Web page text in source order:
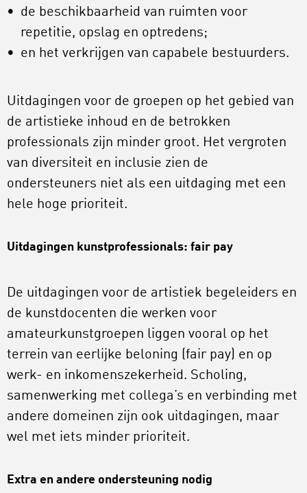
de beschikbaarheid van ruimten voor
repetitie, opslag en optredens;
en het verkrijgen van capabele bestuurders.
Uitdagingen voor de groepen op het gebied van
de artistieke inhoud en de betrokken
professionals zijn minder groot. Het vergroten
van diversiteit en inclusie zien de
ondersteuners niet als een uitdaging met een
hele hoge prioriteit.
Uitdagingen kunstprofessionals: fair pay
De uitdagingen voor de artistiek begeleiders en
de kunstdocenten die werken voor
amateurkunstgroepen liggen vooral op het
terrein van eerlijke beloning (fair pay) en op
werk- en inkomenszekerheid. Scholing,
samenwerking met collega’s en verbinding met
andere domeinen zijn ook uitdagingen, maar
wel met iets minder prioriteit.
Extra en andere ondersteuning nodig